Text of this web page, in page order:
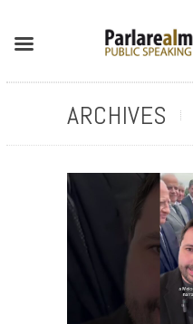
ARCHIVES